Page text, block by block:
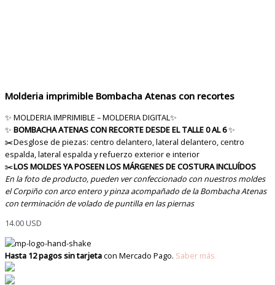
Molderia imprimible Bombacha Atenas con recortes
✨ MOLDERIA IMPRIMIBLE – MOLDERIA DIGITAL✨
✨ BOMBACHA ATENAS CON RECORTE DESDE EL TALLE 0 AL 6✨
✂️Desglose de piezas: centro delantero, lateral delantero, centro
espalda, lateral espalda y refuerzo exterior e interior
✂️LOS MOLDES YA POSEEN LOS MÁRGENES DE COSTURA INCLUÍDOS
En la foto de producto, pueden ver confeccionado con nuestros moldes
el Corpiño con arco entero y pinza acompañado de la Bombacha Atenas
con terminación de volado de puntilla en las piernas
14.00 USD
Hasta 12 pagos sin tarjetacon Mercado Pago. Saber más